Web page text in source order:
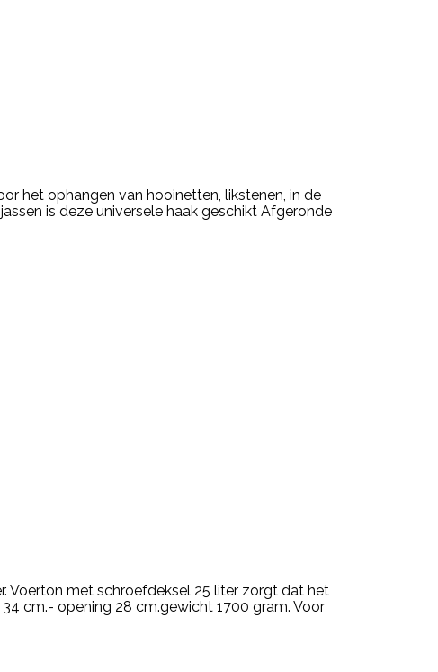
het ophangen van hooinetten, likstenen, in de
is deze universele haak geschikt Afgeronde
Voerton met schroefdeksel 25 liter zorgt dat het
cm.- opening 28 cm.gewicht 1700 gram. Voor